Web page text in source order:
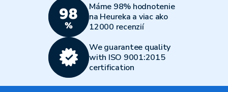
Máme 98% hodnotenie
na Heureka a viac ako
12000 recenzií
We guarantee quality
with ISO 9001:2015
certification